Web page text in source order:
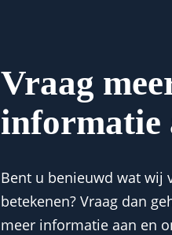
Vraag
informatie
Bent u benieuwd wat wij
betekenen? Vraag dan
meer informatie aan en